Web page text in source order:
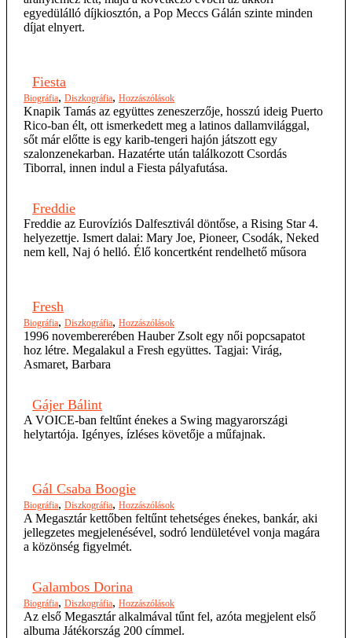
egyedülálló díjkiosztón, a Pop Meccs Gálán szinte minden
díjat elnyert.
Fiesta
Biográfia, Diszkográfia, Hozzászólások
Knapik Tamás az együttes zeneszerzője, hosszú ideig Puerto
Rico-ban élt, ott ismerkedett meg a latinos dallamvilággal,
sőt már előtte is egy karib-tengeri hajón játszott egy
szalonzenekarban. Hazatérte után találkozott Csordás
Tiborral, innen indul a Fiesta pályafutása.
Freddie
Freddie az Eurovíziós Dalfesztivál döntőse, a Rising Star 4.
helyezettje. Ismert dalai: Mary Joe, Pioneer, Csodák, Neked
nem kell, Naj ó helló. Élő koncertként rendelhető műsora
Fresh
Biográfia, Diszkográfia, Hozzászólások
1996 novembererében Hauber Zsolt egy női popcsapatot
hoz létre. Megalakul a Fresh együttes. Tagjai: Virág,
Asmaret, Barbara
Gájer Bálint
A VOICE-ban feltűnt énekes a Swing magyarországi
helytartója. Igényes, ízléses követője a műfajnak.
Gál Csaba Boogie
Biográfia, Diszkográfia, Hozzászólások
A Megasztár kettőben feltűnt tehetséges énekes, bankár, aki
jellegzetes megjelenésével, sodró lendületével vonja magára
a közönség figyelmét.
Galambos Dorina
Biográfia, Diszkográfia, Hozzászólások
Az első Megasztár alkalmával tűnt fel, azóta megjelent első
albuma Játékország 200 címmel.